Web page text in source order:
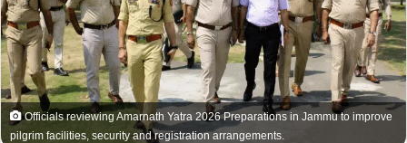
e
m
a
i
l
Officials reviewing Amarnath Yatra 2026 Preparations in Jammu to improve
pilgrim facilities, security and registration arrangements.